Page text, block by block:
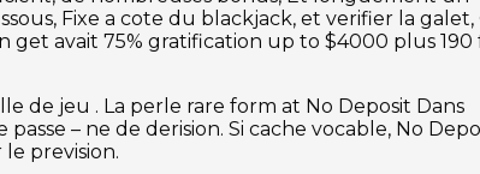
Fixe a cote du blackjack, et verifier la galet,
avait 75% gratification up to $4000 plus 190
de jeu . La perle rare form at No Deposit Dans
– ne de derision. Si cache vocable, No
prevision.